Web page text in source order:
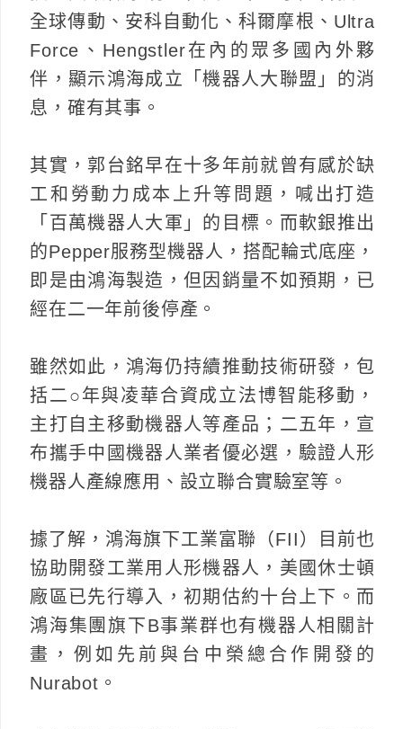
全球傳動、安科自動化、科爾摩根、Ultra
Force、Hengstler在內的眾多國內外夥
伴，顯示鴻海成立「機器人大聯盟」的消
息，確有其事。
其實，郭台銘早在十多年前就曾有感於缺
工和勞動力成本上升等問題，喊出打造
「百萬機器人大軍」的目標。而軟銀推出
的Pepper服務型機器人，搭配輪式底座，
即是由鴻海製造，但因銷量不如預期，已
經在二一年前後停產。
雖然如此，鴻海仍持續推動技術研發，包
括二○年與凌華合資成立法博智能移動，
主打自主移動機器人等產品；二五年，宣
布攜手中國機器人業者優必選，驗證人形
機器人產線應用、設立聯合實驗室等。
據了解，鴻海旗下工業富聯（FII）目前也
協助開發工業用人形機器人，美國休士頓
廠區已先行導入，初期估約十台上下。而
鴻海集團旗下B事業群也有機器人相關計
畫，例如先前與台中榮總合作開發的
Nurabot。